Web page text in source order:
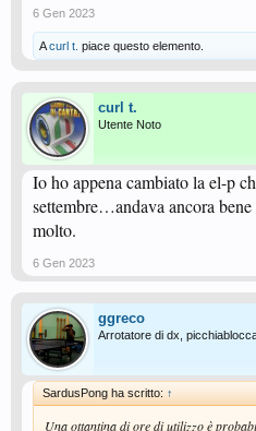
6 Gen 2023
Acurl t. piace questo elemento.
curl t.
Utente Noto
Io ho appena cambiato la el-p
settembre…andava ancora
molto.
6 Gen 2023
ggreco
Arrotatore di dx,
SardusPong ha scritto: ↑
Una ottantina di ore di utilizzo è